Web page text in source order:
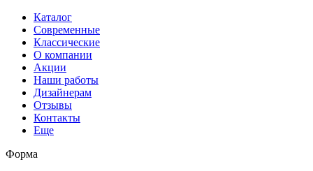
Каталог
Современные
Классические
О компании
Акции
Наши работы
Дизайнерам
Отзывы
Контакты
Еще
Форма